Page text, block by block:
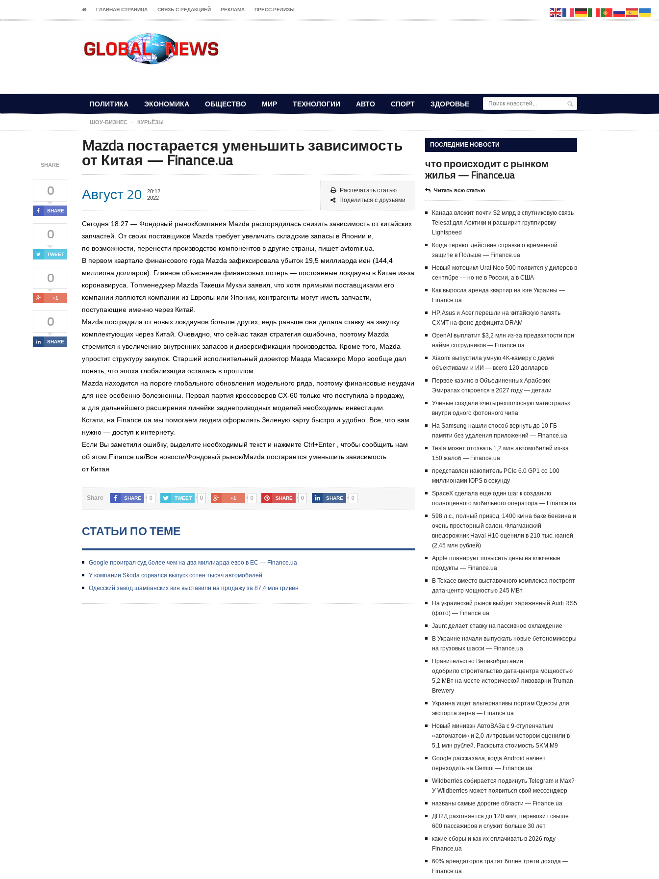
ГЛАВНАЯ СТРАНИЦА СВЯЗЬ С РЕДАКЦИЕЙ РЕКЛАМА ПРЕСС-РЕЛИЗЫ
ПОЛИТИКА ЭКОНОМИКА ОБЩЕСТВО МИР ТЕХНОЛОГИИ АВТО СПОРТ ЗДОРОВЬЕ
ШОУ-БИЗНЕС КУРЬЁЗЫ
SHARE
0
SHARE
0
TWEET
0
+1
0
SHARE
Mazda постарается уменьшить зависимость
от Китая — Finance.ua
Август 20
20:12
2022
Распечатать статью
Поделиться с друзьями
Сегодня 18:27 — Фондовый рынокКомпания Mazda распорядилась снизить зависимость от китайских
запчастей. От своих поставщиков Mazda требует увеличить складские запасы в Японии и,
по возможности, перенести производство компонентов в другие страны, пишет avtomir.uа.
В первом квартале финансового года Mazda зафиксировала убыток 19,5 миллиарда иен (144,4
миллиона долларов). Главное объяснение финансовых потерь — постоянные локдауны в Китае из-за
коронавируса. Топменеджер Mazda Такеши Мукаи заявил, что хотя прямыми поставщиками его
компании являются компании из Европы или Японии, контрагенты могут иметь запчасти,
поступающие именно через Китай.
Mazda пострадала от новых локдаунов больше других, ведь раньше она делала ставку на закупку
комплектующих через Китай. Очевидно, что сейчас такая стратегия ошибочна, поэтому Mazda
стремится к увеличению внутренних запасов и диверсификации производства. Кроме того, Mazda
упростит структуру закупок. Старший исполнительный директор Мазда Масахиро Моро вообще дал
понять, что эпоха глобализации осталась в прошлом.
Mazda находится на пороге глобального обновления модельного ряда, поэтому финансовые неудачи
для нее особенно болезненны. Первая партия кроссоверов CX-60 только что поступила в продажу,
а для дальнейшего расширения линейки заднеприводных моделей необходимы инвестиции.
Кстати, на Finance.ua мы помогаем людям оформлять Зеленую карту быстро и удобно. Все, что вам
нужно — доступ к интернету.
Если Вы заметили ошибку, выделите необходимый текст и нажмите Ctrl+Enter , чтобы сообщить нам
об этом.Finance.ua/Все новости/Фондовый рынок/Mazda постарается уменьшить зависимость
от Китая
Share SHARE 0 TWEET 0 +1 0 SHARE 0 SHARE 0
СТАТЬИ ПО ТЕМЕ
Google проиграл суд более чем на два миллиарда евро в ЕС — Finance.ua
У компании Skoda сорвался выпуск сотен тысяч автомобилей
Одесский завод шампанских вин выставили на продажу за 87,4 млн гривен
ПОСЛЕДНИЕ НОВОСТИ
что происходит с рынком
жилья — Finance.ua
Читать всю статью
Канада вложит почти $2 млрд в спутниковую связь
Telesat для Арктики и расширит группировку
Lightspeed
Когда теряют действие справки о временной
защите в Польше — Finance.ua
Новый мотоцикл Ural Neo 500 появится у дилеров в
сентябре — но не в России, а в США
Как выросла аренда квартир на юге Украины —
Finance.ua
HP, Asus и Acer перешли на китайскую память
CXMT на фоне дефицита DRAM
OpenAI выплатит $3,2 млн из-за предвзятости при
найме сотрудников — Finance.ua
Xiaomi выпустила умную 4K-камеру с двумя
объективами и ИИ — всего 120 долларов
Первое казино в Объединенных Арабских
Эмиратах откроется в 2027 году — детали
Учёные создали «четырёхполосную магистраль»
внутри одного фотонного чипа
На Samsung нашли способ вернуть до 10 ГБ
памяти без удаления приложений — Finance.ua
Tesla может отозвать 1,2 млн автомобилей из-за
150 жалоб — Finance.ua
представлен накопитель PCIe 6.0 GP1 со 100
миллионами IOPS в секунду
SpaceX сделала еще один шаг к созданию
полноценного мобильного оператора — Finance.ua
598 л.с., полный привод, 1400 км на баке бензина и
очень просторный салон. Флагманский
внедорожник Haval H10 оценили в 210 тыс. юаней
(2,45 млн рублей)
Apple планирует повысить цены на ключевые
продукты — Finance.ua
В Техасе вместо выставочного комплекса построят
дата-центр мощностью 245 МВт
На украинский рынок выйдет заряженный Audi RS5
(фото) — Finance.ua
Jaunt делает ставку на пассивное охлаждение
В Украине начали выпускать новые бетономиксеры
на грузовых шасси — Finance.ua
Правительство Великобритании
одобрило строительство дата-центра мощностью
5,2 МВт на месте исторической пивоварни Truman
Brewery
Украина ищет альтернативы портам Одессы для
экспорта зерна — Finance.ua
Новый минивэн АвтоВАЗа с 9-ступенчатым
«автоматом» и 2,0-литровым мотором оценили в
5,1 млн рублей. Раскрыта стоимость SKM M9
Google рассказала, когда Android начнет
переходить на Gemini — Finance.ua
Wildberries собирается подвинуть Telegram и Max?
У Wildberries может появиться свой мессенджер
названы самые дорогие области — Finance.ua
ДП2Д разгоняется до 120 км/ч, перевозит свыше
600 пассажиров и служит больше 30 лет
какие сборы и как их оплачивать в 2026 году —
Finance.ua
60% арендаторов тратят более трети дохода —
Finance.ua